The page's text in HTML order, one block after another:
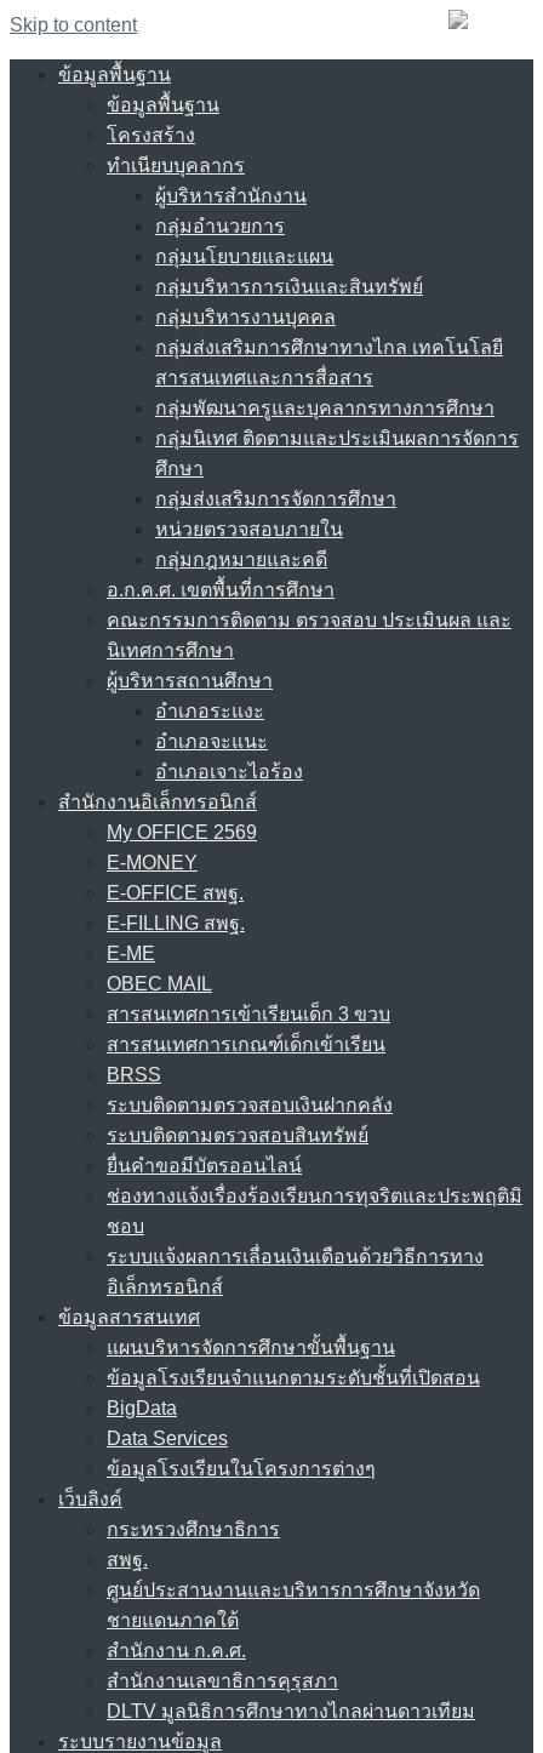
Skip to content
ข้อมูลพื้นฐาน
ข้อมูลพื้นฐาน
โครงสร้าง
ทำเนียบบุคลากร
ผู้บริหารสำนักงาน
กลุ่มอำนวยการ
กลุ่มนโยบายและแผน
กลุ่มบริหารการเงินและสินทรัพย์
กลุ่มบริหารงานบุคคล
กลุ่มส่งเสริมการศึกษาทางไกล เทคโนโลยี
สารสนเทศและการสื่อสาร
กลุ่มพัฒนาครูและบุคลากรทางการศึกษา
กลุ่มนิเทศ ติดตามและประเมินผลการจัดการ
ศึกษา
กลุ่มส่งเสริมการจัดการศึกษา
หน่วยตรวจสอบภายใน
กลุ่มกฎหมายและคดี
อ.ก.ค.ศ. เขตพื้นที่การศึกษา
คณะกรรมการติดตาม ตรวจสอบ ประเมินผล และ
นิเทศการศึกษา
ผู้บริหารสถานศึกษา
อำเภอระแงะ
อำเภอจะแนะ
อำเภอเจาะไอร้อง
สำนักงานอิเล็กทรอนิกส์
My OFFICE 2569
E-MONEY
E-OFFICE สพฐ.
E-FILLING สพฐ.
E-ME
OBEC MAIL
สารสนเทศการเข้าเรียนเด็ก 3 ขวบ
สารสนเทศการเกณฑ์เด็กเข้าเรียน
BRSS
ระบบติดตามตรวจสอบเงินฝากคลัง
ระบบติดตามตรวจสอบสินทรัพย์
ยื่นคำขอมีบัตรออนไลน์
ช่องทางแจ้งเรื่องร้องเรียนการทุจริตและประพฤติมิ
ชอบ
ระบบแจ้งผลการเลื่อนเงินเดือนด้วยวิธีการทาง
อิเล็กทรอนิกส์
ข้อมูลสารสนเทศ
แผนบริหารจัดการศึกษาขั้นพื้นฐาน
ข้อมูลโรงเรียนจำแนกตามระดับชั้นที่เปิดสอน
BigData
Data Services
ข้อมูลโรงเรียนในโครงการต่างๆ
เว็บลิงค์
กระทรวงศึกษาธิการ
สพฐ.
ศูนย์ประสานงานและบริหารการศึกษาจังหวัด
ชายแดนภาคใต้
สำนักงาน ก.ค.ศ.
สำนักงานเลขาธิการคุรุสภา
DLTV มูลนิธิการศึกษาทางไกลผ่านดาวเทียม
ระบบรายงานข้อมูล